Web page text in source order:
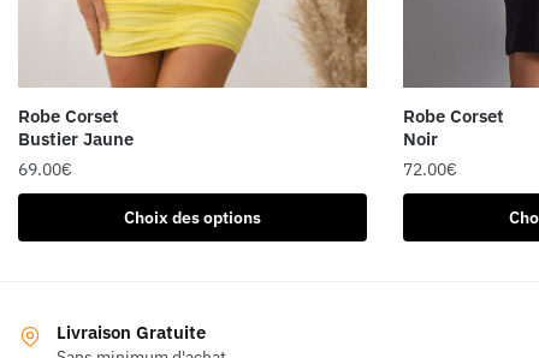
Robe Corset
Bustier Jaune
69.00€
Choix des options
produit
variations.
Robe Corset
Noir
72.00€
produit
Livraison Gratuite